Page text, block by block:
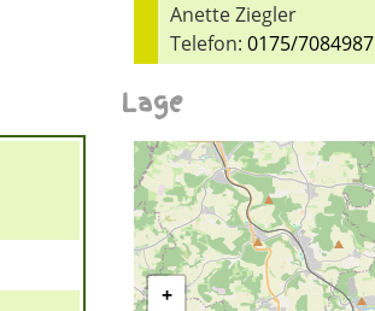
Anette Ziegler
Telefon:0175/7084987
Lage
+